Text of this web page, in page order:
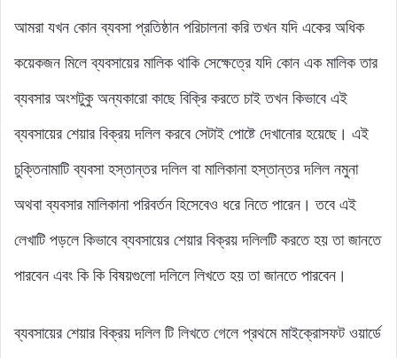
আমরা যখন কোন ব্যবসা প্রতিষ্ঠান পরিচালনা করি তখন যদি একের অধিক
কয়েকজন মিলে ব্যবসায়ের মালিক থাকি সেক্ষেত্রে যদি কোন এক মালিক তার
ব্যবসার অংশটুকু অন্যকারো কাছে বিক্রি করতে চাই তখন কিভাবে এই
ব্যবসায়ের শেয়ার বিক্রয় দলিল করবে সেটাই পোষ্টে দেখানোর হয়েছে। এই
চুক্তিনামাটি ব্যবসা হস্তান্তর দলিল বা মালিকানা হস্তান্তর দলিল নমুনা
অথবা ব্যবসার মালিকানা পরিবর্তন হিসেবেও ধরে নিতে পারেন। তবে এই
লেখাটি পড়লে কিভাবে ব্যবসায়ের শেয়ার বিক্রয় দলিলটি করতে হয় তা জানতে
পারবেন এবং কি কি বিষয়গুলো দলিলে লিখতে হয় তা জানতে পারবেন।
ব্যবসায়ের শেয়ার বিক্রয় দলিল টি লিখতে গেলে প্রথমে মাইক্রোসফট ওয়ার্ডে